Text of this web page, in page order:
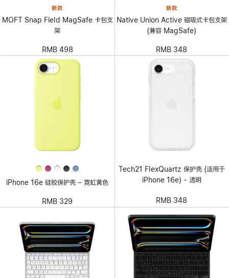
新款
MOFT Snap Field MagSafe 卡包支
架
RMB 498
新款
Native Union Active 磁吸式卡包支架
(兼容 MagSafe)
RMB 348
iPhone 16e 硅胶保护壳 – 霓虹黄色
RMB 329
Tech21 FlexQuartz 保护壳 (适用于
iPhone 16e) - 透明
RMB 348